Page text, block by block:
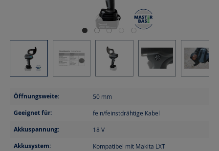
Öffnungsweite: 50 mm
Geeignet für: fein/feinstdrähtige Kabel
Akkuspannung: 18 V
Akkusystem: Kompatibel mit Makita LXT